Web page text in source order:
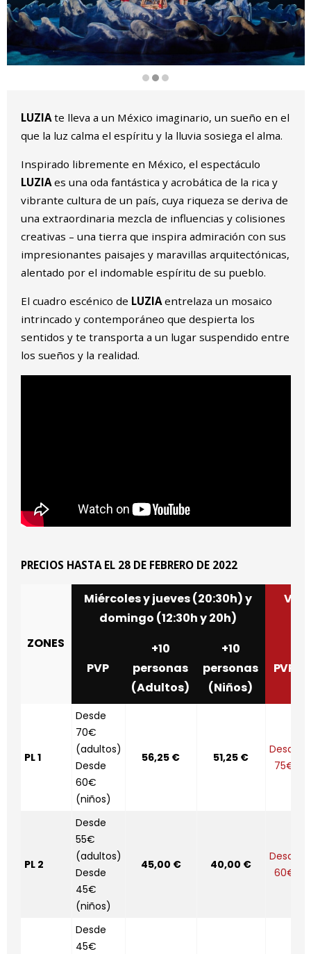
LUZIAte lleva a un México imaginario, un sueño en el
que la luz calma el espíritu y la lluvia sosiega el alma.
Inspirado libremente en México, el espectáculo
LUZIAes una oda fantástica y acrobática de la rica y
vibrante cultura de un país, cuya riqueza se deriva de
una extraordinaria mezcla de influencias y colisiones
creativas – una tierra que inspira admiración con sus
impresionantes paisajes y maravillas arquitectónicas,
alentado por el indomable espíritu de su pueblo.
El cuadro escénico de LUZIAentrelaza un mosaico
intrincado y contemporáneo que despierta los
sentidos y te transporta a un lugar suspendido entre
los sueños y la realidad.
PRECIOS HASTA EL 28 DE FEBRERO DE 2022
ZONES
Miércoles y jueves (20:30h) y
domingo (12:30h y 20h)
PVP
+10
personas
(Adultos)
+10
personas
(Niños)
PVP
PL 1
Desde
70€
(adultos)
Desde
60€
(niños)
56,25 € 51,25 €
Desde
75€
PL 2
Desde
55€
(adultos)
Desde
45€
(niños)
45,00 € 40,00 €
Desde
60€
Desde
45€